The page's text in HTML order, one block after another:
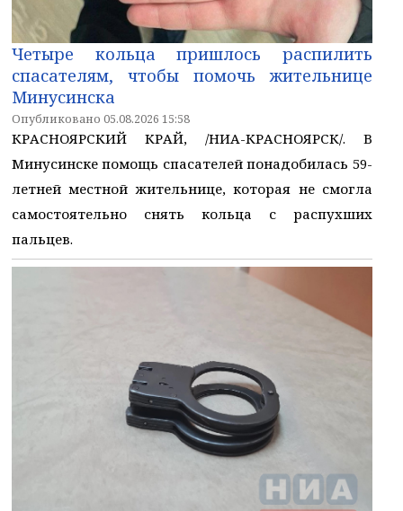
Четыре кольца пришлось распилить
спасателям, чтобы помочь жительнице
Минусинска
Опубликовано 05.08.2026 15:58
КРАСНОЯРСКИЙ КРАЙ, /НИА-КРАСНОЯРСК/. В
Минусинске помощь спасателей понадобилась 59-
летней местной жительнице, которая не смогла
самостоятельно снять кольца с распухших
пальцев.